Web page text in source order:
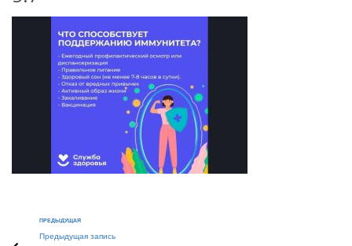
ПРЕДЫДУЩАЯ
Предыдущая запись